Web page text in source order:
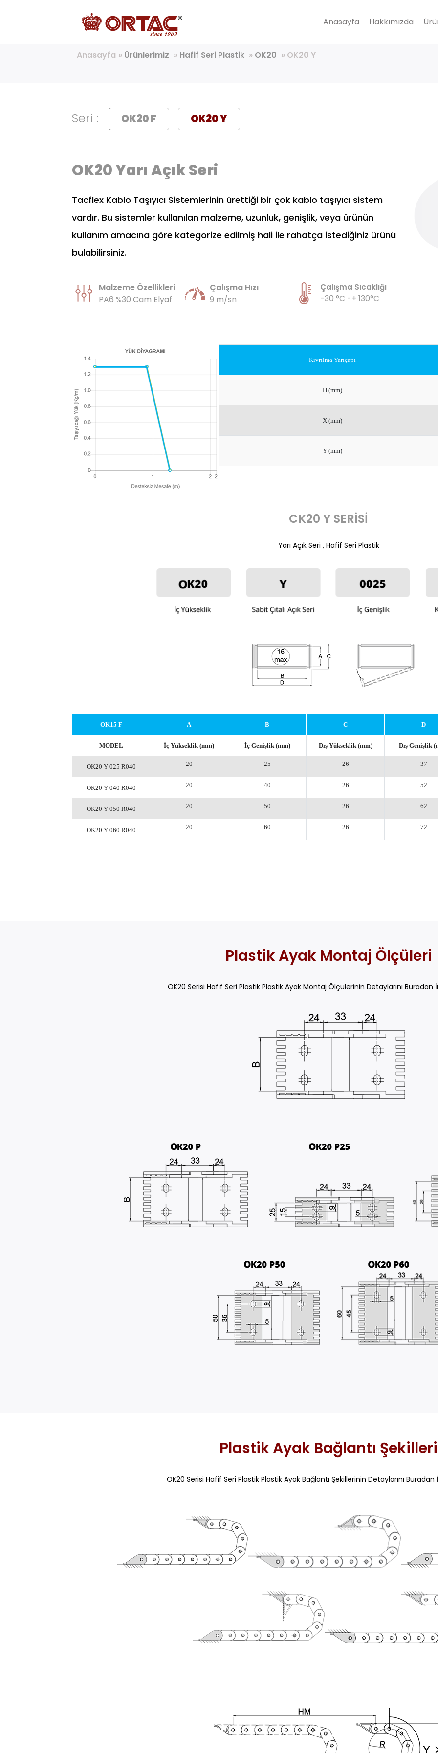
Anasayfa Hakkımızda
Anasayfa » Ürünlerimiz » Hafif Seri Plastik » OK20 » OK20 Y
Seri : OK20 F OK20 Y
OK20 Yarı Açık Seri
Tacflex Kablo Taşıyıcı Sistemlerinin ürettiği bir çok kablo taşıyıcı sistem
vardır. Bu sistemler kullanılan malzeme, uzunluk, genişlik, veya ürünün
kullanım amacına göre kategorize edilmiş hali ile rahatça istediğiniz ürünü
bulabilirsiniz.
Malzeme Özellikleri
PA6 %30 Cam Elyaf
Çalışma Hızı
9 m/sn
Çalışma Sıcaklığı
-30 °C -+ 130°C
Kıvrılma Yarıçapı
H (mm)
X (mm)
Y (mm)
CK20 Y SERİSİ
Yarı Açık Seri , Hafif Seri Plastik
OK15 F A B C D
MODEL İç Yükseklik (mm) İç Genişlik (mm) Dış Yükseklik (mm) Dış Genişlik
OK20 Y 025 R040 20 25 26 37
OK20 Y 040 R040 20 40 26 52
OK20 Y 050 R040 20 50 26 62
OK20 Y 060 R040 20 60 26 72
Plastik Ayak Montaj Ölçüleri
OK20 Serisi Hafif Seri Plastik Plastik Ayak Montaj Ölçülerinin Detaylarını Buradan
Plastik Ayak Bağlantı Şekilleri
OK20 Serisi Hafif Seri Plastik Plastik Ayak Bağlantı Şekillerinin Detaylarını